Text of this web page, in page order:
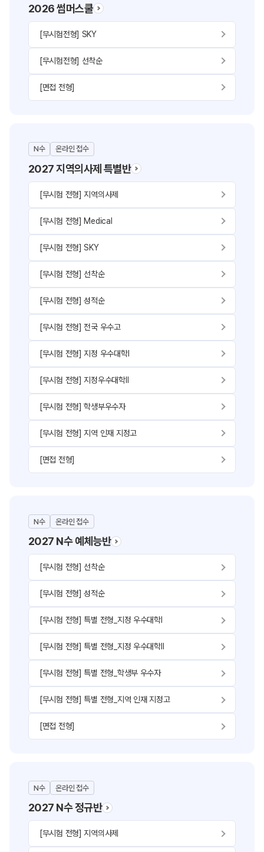
2026 썸머스쿨
[무시험전형] SKY
[무시험전형] 선착순
[면접 전형]
N수 온라인 접수
2027 지역의사제 특별반
[무시험 전형] 지역의사제
[무시험 전형] Medical
[무시험 전형] SKY
[무시험 전형] 선착순
[무시험 전형] 성적순
[무시험 전형] 전국 우수고
[무시험 전형] 지정 우수대학Ⅰ
[무시험 전형] 지정우수대학Ⅱ
[무시험 전형] 학생부우수자
[무시험 전형] 지역 인재 지정고
[면접 전형]
N수 온라인 접수
2027 N수 예체능반
[무시험 전형] 선착순
[무시험 전형] 성적순
[무시험 전형] 특별 전형_지정 우수대학Ⅰ
[무시험 전형] 특별 전형_지정 우수대학Ⅱ
[무시험 전형] 특별 전형_학생부 우수자
[무시험 전형] 특별 전형_지역 인재 지정고
[면접 전형]
N수 온라인 접수
2027 N수 정규반
[무시험 전형] 지역의사제